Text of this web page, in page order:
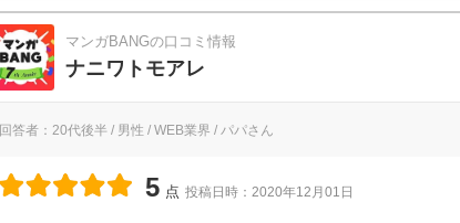
マンガBANGの口コミ情報
ナニワトモアレ
回答者：20代後半 / 男性 / WEB業界 / パパさん
5 点 投稿日時：2020年12月01日